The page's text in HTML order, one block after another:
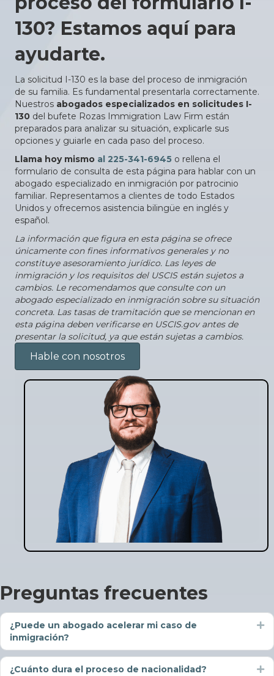
130? Estamos aquí para
ayudarte.
La solicitud I-130 es la base del proceso de inmigración
de su familia. Es fundamental presentarla correctamente.
Nuestros abogados especializados en solicitudes I-
130 del bufete Rozas Immigration Law Firm están
preparados para analizar su situación, explicarle sus
opciones y guiarle en cada paso del proceso.
Llama hoy mismo al 225-341-6945 o rellena el
formulario de consulta de esta página para hablar con un
abogado especializado en inmigración por patrocinio
familiar. Representamos a clientes de todo Estados
Unidos y ofrecemos asistencia bilingüe en inglés y
español.
La información que figura en esta página se ofrece
únicamente con fines informativos generales y no
constituye asesoramiento jurídico. Las leyes de
inmigración y los requisitos del USCIS están sujetos a
cambios. Le recomendamos que consulte con un
abogado especializado en inmigración sobre su situación
concreta. Las tasas de tramitación que se mencionan en
esta página deben verificarse en USCIS.gov antes de
presentar la solicitud, ya que están sujetas a cambios.
Hable con nosotros
Preguntas frecuentes
¿Puede un abogado acelerar mi caso de
inmigración?
¿Cuánto dura el proceso de nacionalidad?